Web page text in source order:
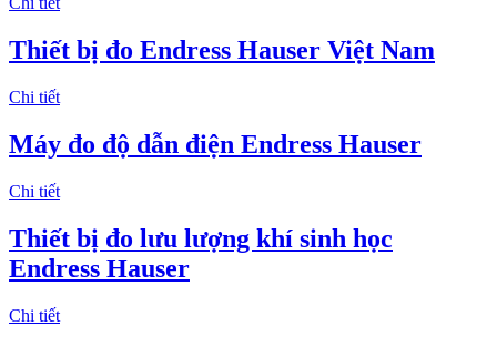
Thiết bị đo Endress Hauser Việt Nam
Chi tiết
Máy đo độ dẫn điện Endress Hauser
Chi tiết
Thiết bị đo lưu lượng khí sinh học
Endress Hauser
Chi tiết